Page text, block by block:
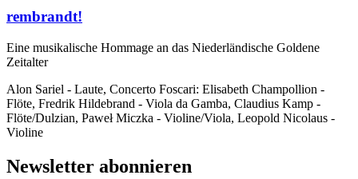
rembrandt!
Eine musikalische Hommage an das Niederländische Goldene
Zeitalter
Alon Sariel - Laute, Concerto Foscari: Elisabeth Champollion -
Flöte, Fredrik Hildebrand - Viola da Gamba, Claudius Kamp -
Flöte/Dulzian, Paweł Miczka - Violine/Viola, Leopold Nicolaus -
Violine
Newsletter abonnieren